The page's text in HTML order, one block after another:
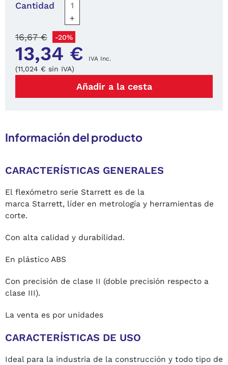
Cantidad
+
13,34 € IVA Inc.
16,67 € -20%
(11,024 € sin IVA)
Añadir a la cesta
Información del producto
CARACTERÍSTICAS GENERALES
El flexómetro serie Starrett es de la
marca Starrett, líder en metrología y herramientas de
corte.
Con alta calidad y durabilidad.
En plástico ABS
Con precisión de clase II (doble precisión respecto a
clase III).
La venta es por unidades
CARACTERÍSTICAS DE USO
Ideal para la industria de la construcción y todo tipo de